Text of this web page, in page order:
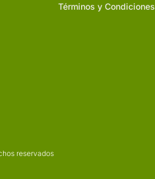
Términos y Condiciones
reservados